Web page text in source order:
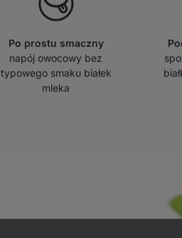
Po prostu smaczny
napój owocowy bez
typowego smaku białek
mleka